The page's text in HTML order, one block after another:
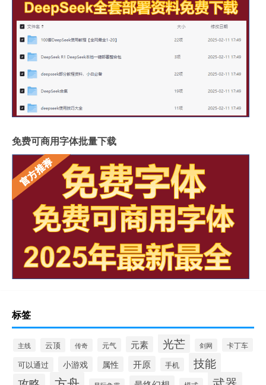
免费可商用字体批量下载
标签
主线 云顶 传奇 元气 元素 光芒 剑网 卡丁车
可以通过 小游戏 属性 开原 手机 技能